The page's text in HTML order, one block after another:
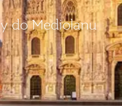
do Mediolanu